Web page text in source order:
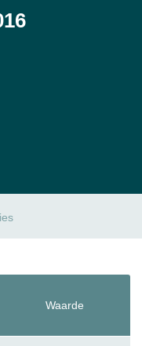
Waarde